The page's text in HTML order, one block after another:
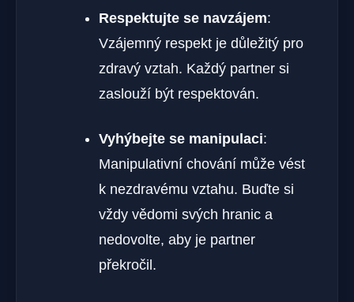
Respektujte se navzájem:
Vzájemný respekt je důležitý pro
zdravý vztah. Každý partner si
zaslouží být respektován.
Vyhýbejte se manipulaci:
Manipulativní chování může vést
k nezdravému vztahu. Buďte si
vždy vědomi svých hranic a
nedovolte, aby je partner
překročil.